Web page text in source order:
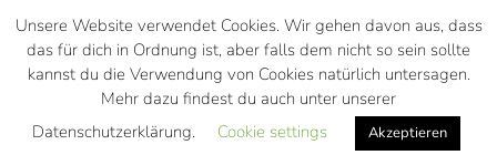
Skip
main
Unsere Website verwendet Cookies. Wir gehen davon aus, dass
das für dich in Ordnung ist, aber falls dem nicht so sein sollte
kannst du die Verwendung von Cookies natürlich untersagen.
Mehr dazu findest du auch unter unserer
Datenschutzerklärung.
Cookie settings Akzeptieren